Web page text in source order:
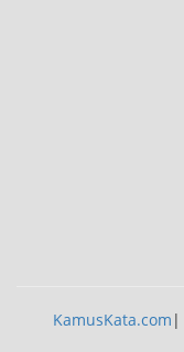
KamusKata.com |